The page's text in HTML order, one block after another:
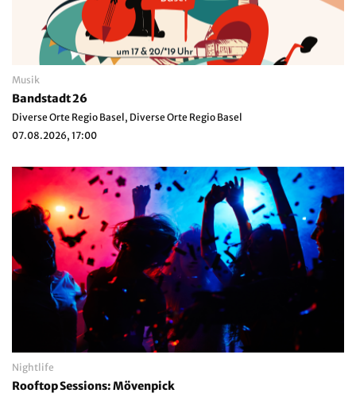
Musik
Bandstadt 26
Diverse Orte Regio Basel, Diverse Orte Regio Basel
07.08.2026, 17:00
Nightlife
Rooftop Sessions: Mövenpick